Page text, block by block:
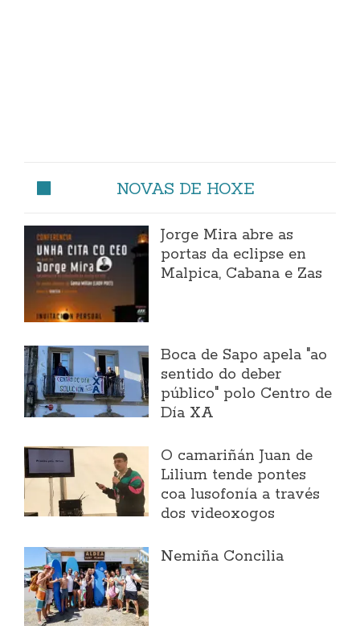
NOVAS DE HOXE
Jorge Mira abre as
portas da eclipse en
Malpica, Cabana e Zas
Boca de Sapo apela "ao
sentido do deber
público" polo Centro de
Día XA
O camariñán Juan de
Lilium tende pontes
coa lusofonía a través
dos videoxogos
Nemiña Concilia